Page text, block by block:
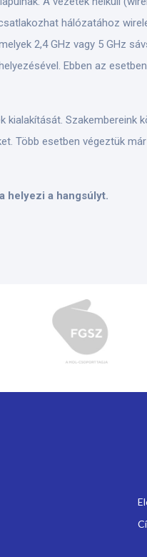
hálózatához
2,4 GHz vagy 5 GHz
Ebben az
Szakembereink
Több esetben végeztük
helyezi a hangsúlyt.